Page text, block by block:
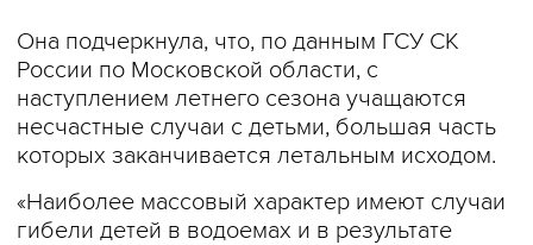
Она подчеркнула, что, по данным ГСУ СК
России по Московской области, с
наступлением летнего сезона учащаются
несчастные случаи с детьми, большая часть
которых заканчивается летальным исходом.
«Наиболее массовый характер имеют случаи
гибели детей в водоемах и в результате